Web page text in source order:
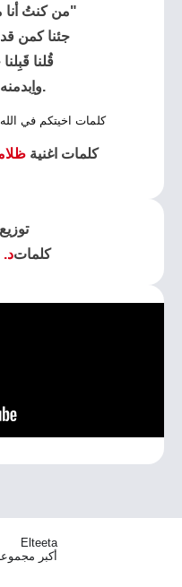
"من كنتُ أنا
جئنا كمن
قُلنا
كلمات اخيتكم في
كلمات اغنية
توزيع
كلماتد.
Elteeta
أكبر